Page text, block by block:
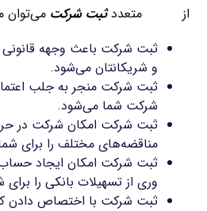
از متعددثبت شرکت می‌توان
ثبت شرکت باعث وجهه
و شریکانتان می‌شود.
ثبت شرکت منجر به جلب
شرکت شما می‌شود.
ثبت شرکت امکان شرکت در
مناقضه‌های مختلف را برای
ثبت شرکت امکان ایجاد
وری از تسهیلات بانکی را
ثبت شرکت با اختصاص دادن